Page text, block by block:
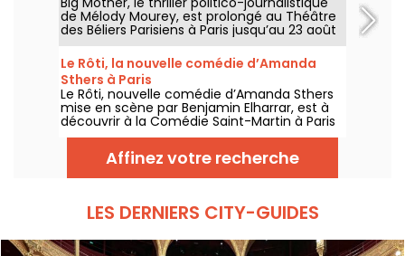
de Mélody Mourey, est prolongé au Théâtre
des Béliers Parisiens à Paris jusqu’au 23 août
2026, avec des représentations du mardi au
dimanche.
Le Rôti, la nouvelle comédie d’Amanda
Sthers à Paris
Le Rôti, nouvelle comédie d’Amanda Sthers
mise en scène par Benjamin Elharrar, est à
découvrir à la Comédie Saint-Martin à Paris
jusqu’au 15 octobre 2026.
Affinez votre recherche
LES DERNIERS CITY-GUIDES